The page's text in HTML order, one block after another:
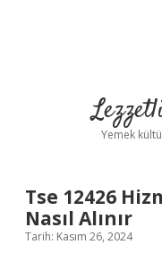
Yemek
Tse 12426
Nasıl Alınır
Tarih: Kasım 26, 2024